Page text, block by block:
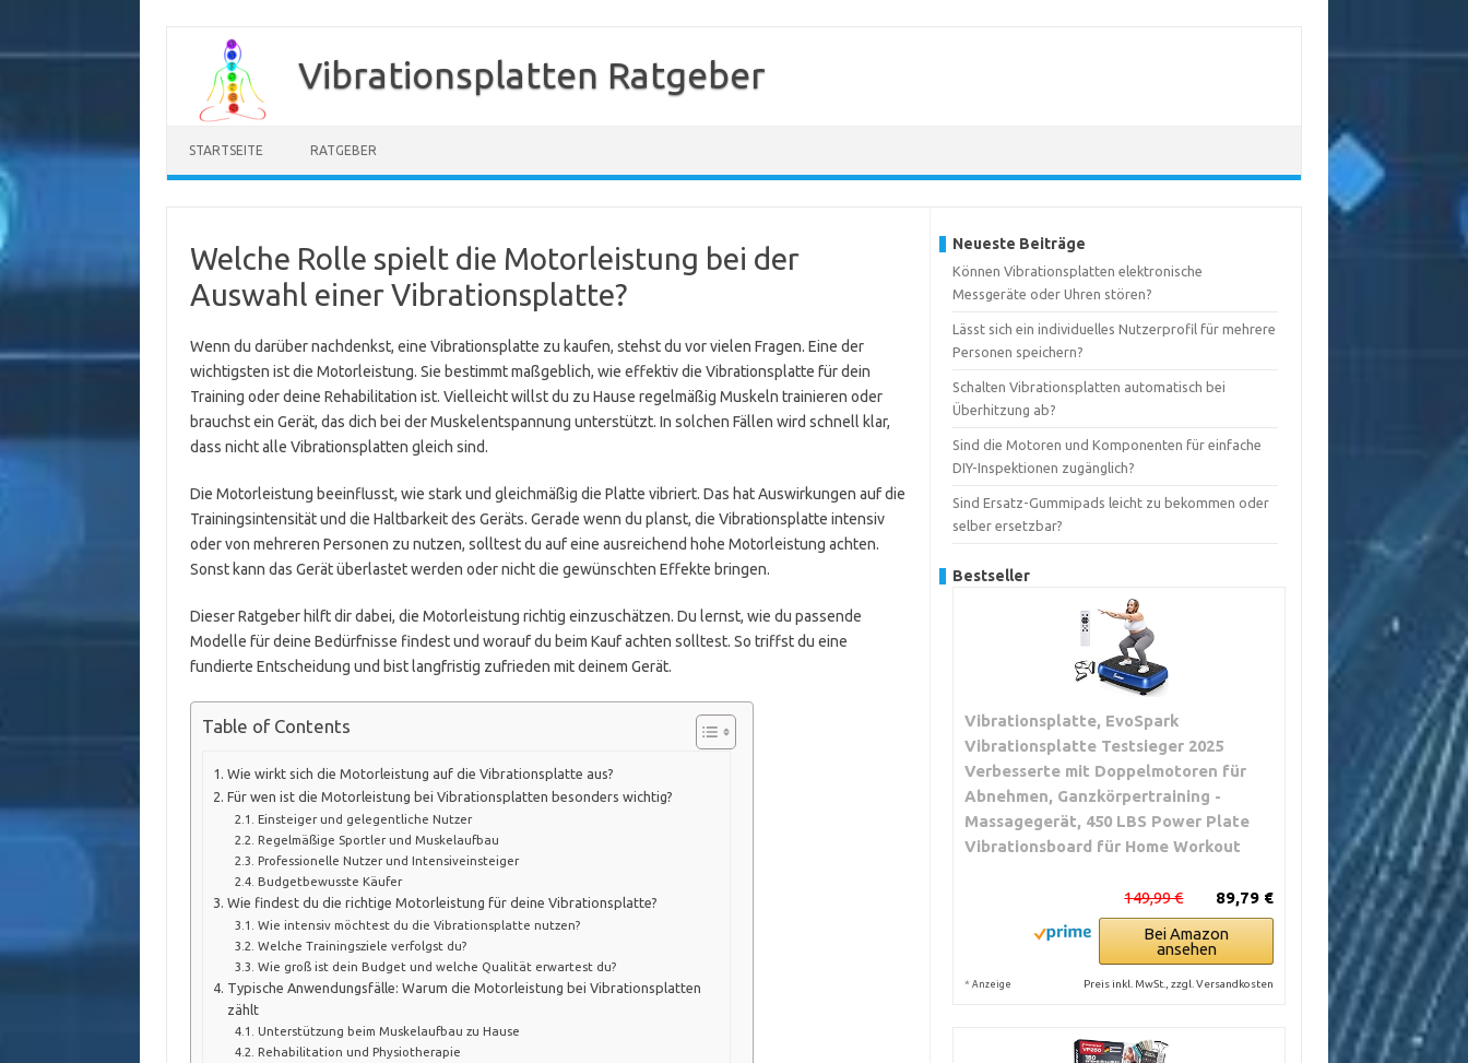
springen
Vibrationsplatten Ratgeber
STARTSEITE RATGEBER
Welche Rolle spielt die Motorleistung bei der
Auswahl einer Vibrationsplatte?
Wenn du darüber nachdenkst, eine Vibrationsplatte zu kaufen, stehst du vor vielen Fragen. Eine der
wichtigsten ist die Motorleistung. Sie bestimmt maßgeblich, wie effektiv die Vibrationsplatte für dein
Training oder deine Rehabilitation ist. Vielleicht willst du zu Hause regelmäßig Muskeln trainieren oder
brauchst ein Gerät, das dich bei der Muskelentspannung unterstützt. In solchen Fällen wird schnell klar,
dass nicht alle Vibrationsplatten gleich sind.
Die Motorleistung beeinflusst, wie stark und gleichmäßig die Platte vibriert. Das hat Auswirkungen auf die
Trainingsintensität und die Haltbarkeit des Geräts. Gerade wenn du planst, die Vibrationsplatte intensiv
oder von mehreren Personen zu nutzen, solltest du auf eine ausreichend hohe Motorleistung achten.
Sonst kann das Gerät überlastet werden oder nicht die gewünschten Effekte bringen.
Dieser Ratgeber hilft dir dabei, die Motorleistung richtig einzuschätzen. Du lernst, wie du passende
Modelle für deine Bedürfnisse findest und worauf du beim Kauf achten solltest. So triffst du eine
fundierte Entscheidung und bist langfristig zufrieden mit deinem Gerät.
Table of Contents
Wie wirkt sich die Motorleistung auf die Vibrationsplatte aus?
Für wen ist die Motorleistung bei Vibrationsplatten besonders wichtig?
Einsteiger und gelegentliche Nutzer
Regelmäßige Sportler und Muskelaufbau
Professionelle Nutzer und Intensiveinsteiger
Budgetbewusste Käufer
Wie findest du die richtige Motorleistung für deine Vibrationsplatte?
Wie intensiv möchtest du die Vibrationsplatte nutzen?
Welche Trainingsziele verfolgst du?
Wie groß ist dein Budget und welche Qualität erwartest du?
Typische Anwendungsfälle: Warum die Motorleistung bei Vibrationsplatten
zählt
Unterstützung beim Muskelaufbau zu Hause
Rehabilitation und Physiotherapie
Neueste Beiträge
Können Vibrationsplatten elektronische
Messgeräte oder Uhren stören?
Lässt sich ein individuelles Nutzerprofil für mehrere
Personen speichern?
Schalten Vibrationsplatten automatisch bei
Überhitzung ab?
Sind die Motoren und Komponenten für einfache
DIY-Inspektionen zugänglich?
Sind Ersatz-Gummipads leicht zu bekommen oder
selber ersetzbar?
Bestseller
Vibrationsplatte, EvoSpark
Vibrationsplatte Testsieger 2025
Verbesserte mit Doppelmotoren für
Abnehmen, Ganzkörpertraining -
Massagegerät, 450 LBS Power Plate
Vibrationsboard für Home Workout
89,79 €
149,99 €
Bei Amazon
ansehen
* Anzeige Preis inkl. MwSt., zzgl. Versandkosten